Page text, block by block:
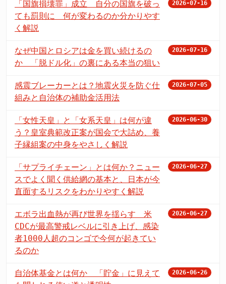
「国旗損壊罪」成立 自分の国旗を破っ
ても罰則に 何が変わるのか分かりやす
く解説
2026-07-16
なぜ中国とロシアは金を買い続けるの
か 「脱ドル化」の裏にある本当の狙い
2026-07-16
感震ブレーカーとは？地震火災を防ぐ仕
組みと自治体の補助金活用法
2026-07-05
「女性天皇」と「女系天皇」は何が違
う？皇室典範改正案が国会で大詰め、養
子縁組案の中身をやさしく解説
2026-06-30
「サプライチェーン」とは何か？ニュー
スでよく聞く供給網の基本と、日本が今
直面するリスクをわかりやすく解説
2026-06-27
エボラ出血熱が再び世界を揺らす 米
CDCが最高警戒レベルに引き上げ、感染
者1000人超のコンゴで今何が起きてい
るのか
2026-06-27
自治体基金とは何か 「貯金」に見えて
2026-06-26